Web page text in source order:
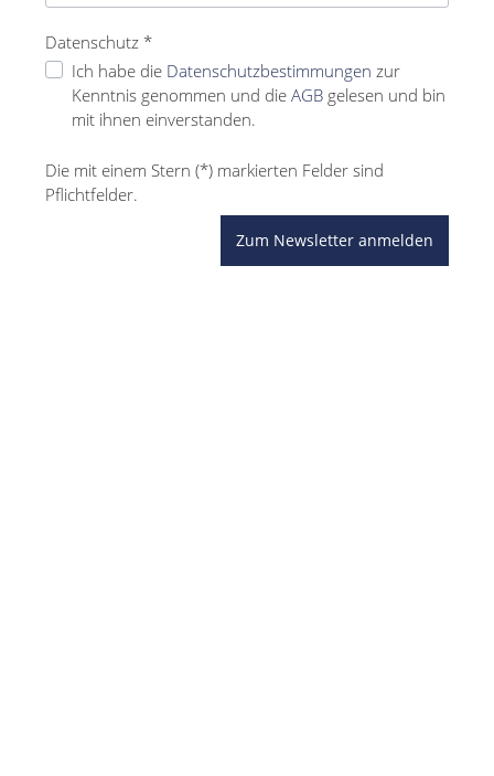
Datenschutz *
Ich habe die Datenschutzbestimmungen zur
Kenntnis genommen und die AGB gelesen und bin
mit ihnen einverstanden.
Die mit einem Stern (*) markierten Felder sind
Pflichtfelder.
Zum Newsletter anmelden